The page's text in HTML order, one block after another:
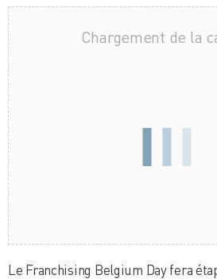
Chargement de la
Le Franchising Belgium Day fera